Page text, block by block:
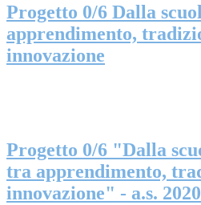
Progetto 0/6 Dalla
apprendimento,
innovazione
Progetto 0/6 "Dalla
tra apprendimento,
innovazione" - a.s.